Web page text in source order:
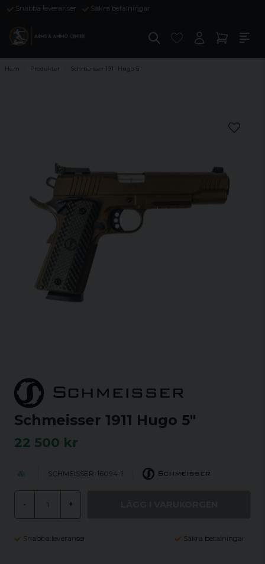
Snabba leveranser Säkra betalningar
Hem Produkter Schmeisser 1911 Hugo 5"
Schmeisser 1911 Hugo 5"
22 500 kr
SCHMEISSER-16094-1
- +
Snabba leveranser Säkra betalningar